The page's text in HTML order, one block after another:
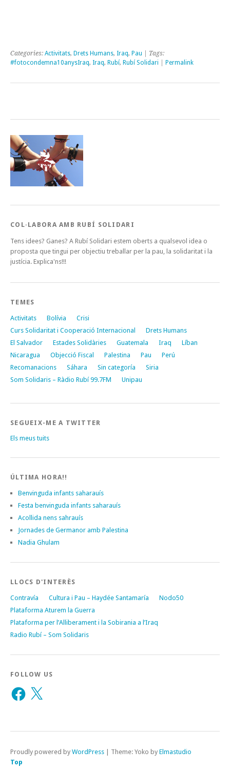
Categories: Activitats, Drets Humans, Iraq, Pau | Tags:
#fotocondemna10anysIraq, Iraq, Rubí, Rubí Solidari Permalink
COL·LABORA AMB RUBÍ SOLIDARI
Tens idees? Ganes? A Rubí Solidari estem oberts a qualsevol idea o
proposta que tingui per objectiu treballar per la pau, la solidaritat i la
justícia. Explica'ns!!!
TEMES
Activitats Bolívia
Crisi
Curs Solidaritat i Cooperació Internacional
Drets Humans
El Salvador
Estades Solidàries Guatemala Iraq
Líban
Nicaragua
Objecció Fiscal Palestina Pau
Perú
Recomanacions
Sáhara Sin categoría
Siria
Som Solidaris – Ràdio Rubí 99.7FM
Unipau
SEGUEIX-ME A TWITTER
Els meus tuits
ÚLTIMA HORA!!
Benvinguda infants saharauís
Festa benvinguda infants saharauís
Acollida nens sahrauís
Jornades de Germanor amb Palestina
Nadia Ghulam
LLOCS D'INTERÈS
Contravía Cultura i Pau – Haydée Santamaría
Nodo50
Plataforma Aturem la Guerra
Plataforma per l’Alliberament i la Sobirania a l’Iraq
Radio Rubí – Som Solidaris
FOLLOW US
Facebook
X
Proudly powered by WordPress Theme: Yoko by Elmastudio
Top